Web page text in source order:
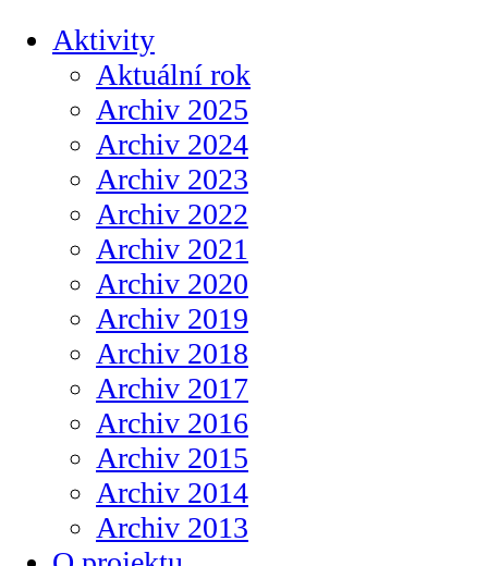
Aktivity
Aktuální rok
Archiv 2025
Archiv 2024
Archiv 2023
Archiv 2022
Archiv 2021
Archiv 2020
Archiv 2019
Archiv 2018
Archiv 2017
Archiv 2016
Archiv 2015
Archiv 2014
Archiv 2013